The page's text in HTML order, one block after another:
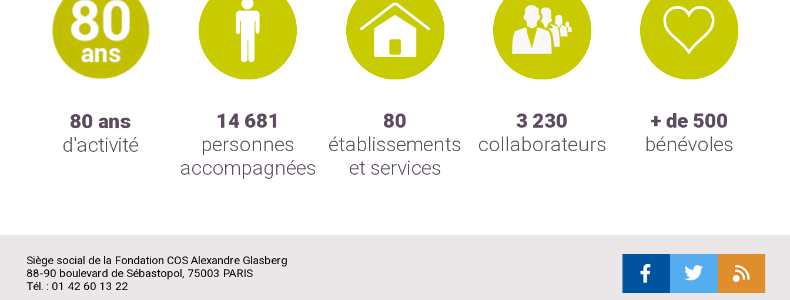
80 ans
d'activité
14 681
personnes
accompagnées
80
établissements
et services
3 230
collaborateurs
+ de 500
bénévoles
Siège social de la Fondation COS Alexandre Glasberg
88-90 boulevard de Sébastopol, 75003 PARIS
Tél. : 01 42 60 13 22